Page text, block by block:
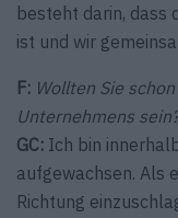
besteht darin, dass
ist und wir
F: Wollten Sie
Unternehmens
GC: Ich bin
aufgewachsen. Als
Richtung